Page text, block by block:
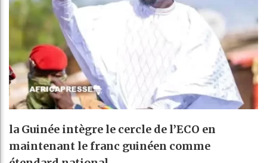
la Guinée intègre le cercle de l’ECO en
maintenant le franc guinéen comme